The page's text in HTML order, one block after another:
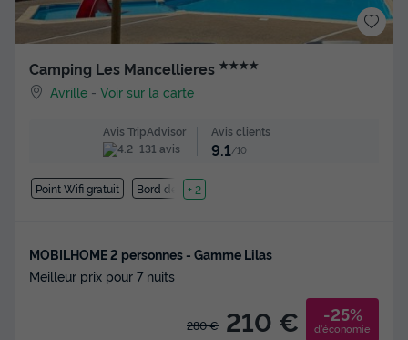
Camping Les Mancellieres ★★★★
Avrille -Voir sur la carte
Avis TripAdvisor
131 avis
Avis clients
9.1/10
Point Wifi gratuit Bord de mer
+ 2
MOBILHOME 2 personnes - Gamme Lilas
Meilleur prix pour 7 nuits
280 € 210 € -25%
d'économie